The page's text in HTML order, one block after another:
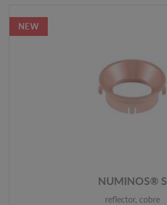
NEW
NUMINOS® S
reflector, cobre